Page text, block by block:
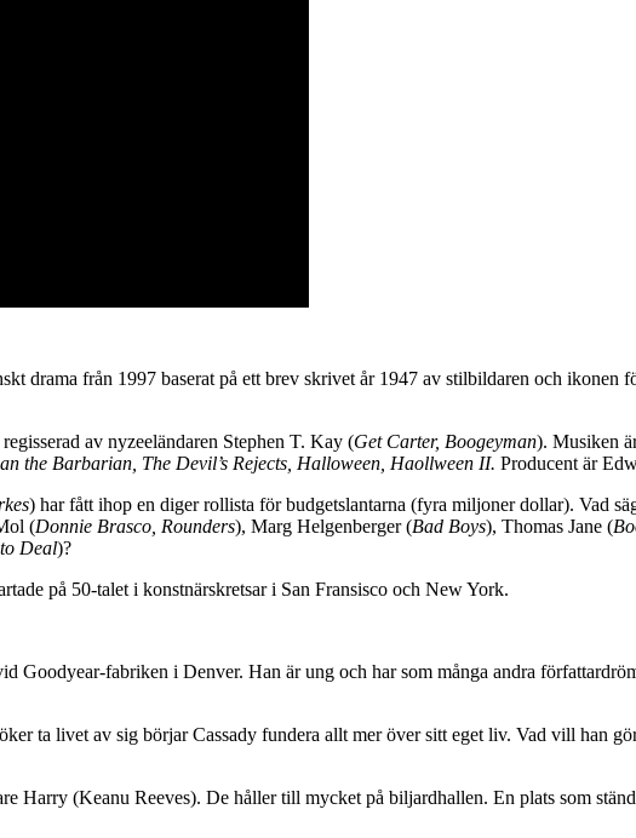
drama från 1997 baserat på ett brev skrivet år 1947 av stilbildaren och
av nyzeeländaren Stephen T. Kay (Get Carter, Boogeyman). Musiken
the Barbarian, The Devil’s Rejects, Halloween, Haollween II. Producent är
) har fått ihop en diger rollista för budgetslantarna (fyra miljoner dollar). Vad
(Donnie Brasco, Rounders), Marg Helgenberger (Bad Boys), Thomas Jane (
Deal)?
på 50-talet i konstnärskretsar i San Fransisco och New York.
Goodyear-fabriken i Denver. Han är ung och har som många andra
ta livet av sig börjar Cassady fundera allt mer över sitt eget liv. Vad vill han
Harry (Keanu Reeves). De håller till mycket på biljardhallen. En plats som